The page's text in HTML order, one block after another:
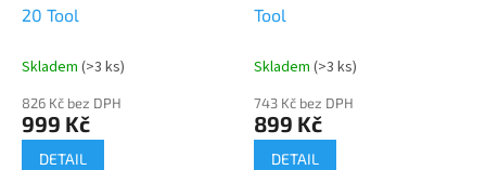
20 Tool
Skladem (>3 ks)
826 Kč bez DPH
999 Kč
DETAIL
Tool
Skladem (>3 ks)
743 Kč bez DPH
899 Kč
DETAIL